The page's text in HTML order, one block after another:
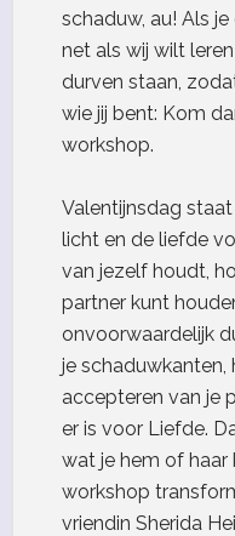
schaduw, au! Als
net als wij wilt
durven staan,
wie jij bent: Kom
workshop.
Valentijnsdag
licht en de liefde
van jezelf houdt,
partner kunt
onvoorwaardelijk
je schaduwkanten,
accepteren van je
er is voor Liefde.
wat je hem of haar
workshop
vriendin Sherida